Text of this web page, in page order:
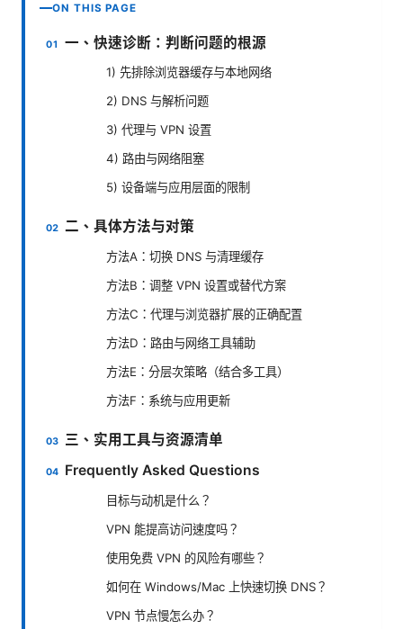
ON THIS PAGE
一、快速诊断：判断问题的根源
1) 先排除浏览器缓存与本地网络
2) DNS 与解析问题
3) 代理与 VPN 设置
4) 路由与网络阻塞
5) 设备端与应用层面的限制
二、具体方法与对策
方法A：切换 DNS 与清理缓存
方法B：调整 VPN 设置或替代方案
方法C：代理与浏览器扩展的正确配置
方法D：路由与网络工具辅助
方法E：分层次策略（结合多工具）
方法F：系统与应用更新
三、实用工具与资源清单
Frequently Asked Questions
目标与动机是什么？
VPN 能提高访问速度吗？
使用免费 VPN 的风险有哪些？
如何在 Windows/Mac 上快速切换 DNS？
VPN 节点慢怎么办？